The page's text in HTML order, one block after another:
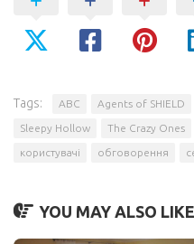
Tags: ABC Agents of SHIELD
Sleepy Hollow The Crazy Ones
користувачі обговорення
YOU MAY ALSO